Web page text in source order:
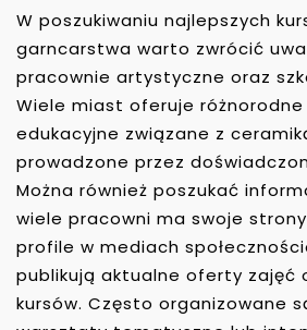
W poszukiwaniu najlepszych
garncarstwa warto zwrócić
pracownie artystyczne oraz
Wiele miast oferuje
edukacyjne związane z
prowadzone przez
Można również poszukać
wiele pracowni ma swoje
profile w mediach
publikują aktualne oferty zajęć
kursów. Często organizowane